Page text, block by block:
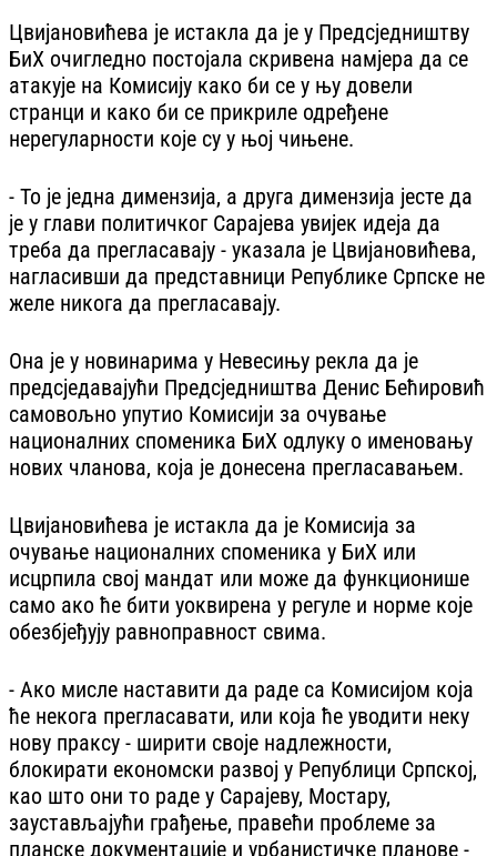
Цвијановићева је истакла да је у Предсједништву
БиХ очигледно постојала скривена намјера да се
атакује на Комисију како би се у њу довели
странци и како би се прикриле одређене
нерегуларности које су у њој чињене.
- То је једна димензија, а друга димензија јесте да
је у глави политичког Сарајева увијек идеја да
треба да прегласавају - указала је Цвијановићева,
нагласивши да представници Републике Српске не
желе никога да прегласавају.
Она је у новинарима у Невесињу рекла да је
предсједавајући Предсједништва Денис Бећировић
самовољно упутио Комисији за очување
националних споменика БиХ одлуку о именовању
нових чланова, која је донесена прегласавањем.
Цвијановићева је истакла да је Комисија за
очување националних споменика у БиХ или
исцрпила свој мандат или може да функционише
само ако ће бити уоквирена у регуле и норме које
обезбјеђују равноправност свима.
- Ако мисле наставити да раде са Комисијом која
ће некога прегласавати, или која ће уводити неку
нову праксу - ширити своје надлежности,
блокирати економски развој у Републици Српској,
као што они то раде у Сарајеву, Мостару,
заустављајући грађење, правећи проблеме за
планске документације и урбанистичке планове -